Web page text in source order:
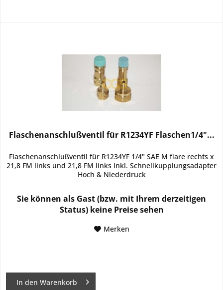
Flaschenanschlußventil für R1234YF Flaschen1/4"...
Flaschenanschlußventil für R1234YF 1/4" SAE M flare rechts x
21,8 FM links und 21,8 FM links Inkl. Schnellkupplungsadapter
Hoch & Niederdruck
Sie können als Gast (bzw. mit Ihrem derzeitigen
Status) keine Preise sehen
Merken
In den Warenkorb